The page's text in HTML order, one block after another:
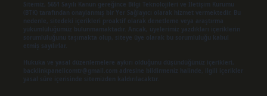
Sitemiz, 5651 Sayılı Kanun gereğince Bilgi Teknolojileri ve İletişim Kurumu
(BTK) tarafından onaylanmış bir Yer Sağlayıcı olarak hizmet vermektedir. Bu
nedenle, sitedeki içerikleri proaktif olarak denetleme veya araştırma
yükümlülüğümüz bulunmamaktadır. Ancak, üyelerimiz yazdıkları içeriklerin
sorumluluğunu taşımakta olup, siteye üye olarak bu sorumluluğu kabul
etmiş sayılırlar.
Hukuka ve yasal düzenlemelere aykırı olduğunu düşündüğünüz içerikleri,
backlinkpanelicomtr@gmail.com
adresine bildirmeniz halinde, ilgili içerikler
yasal süre içerisinde sitemizden kaldırılacaktır.